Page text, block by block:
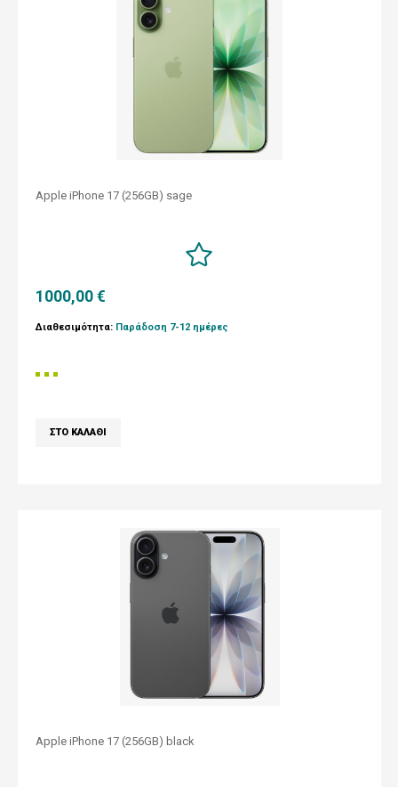
Apple iPhone 17 (256GB) sage
1000,00 €
Διαθεσιμότητα: Παράδοση 7-12 ημέρες
Apple iPhone 17 (256GB) black